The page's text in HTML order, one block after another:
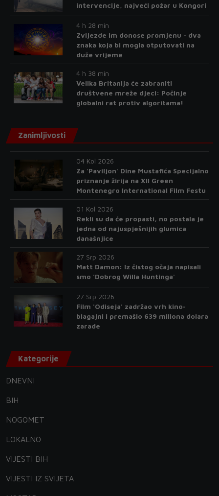
intervencije, najveći požar u Kongori
4 h 28 min
Zvijezde im donose promjenu - dva
znaka koja bi mogla otputovati na
duže vrijeme
4 h 38 min
Velika Britanija će zabraniti
društvene mreže djeci: Počinje
globalni rat protiv algoritama!
Zanimljivosti
04 Kol 2026
Za 'Paviljon' Dine Mustafića Specijalno
priznanje žirija na XII Green
Montenegro International Film Festu
01 Kol 2026
Rekli su da će propasti, no postala je
jedna od najuspješnijih glumica
današnjice
27 Srp 2026
Matt Damon: Iz čistog očaja napisali
smo 'Dobrog Willa Huntinga'
27 Srp 2026
Film 'Odiseja' zadržao vrh kino-
blagajni i premašio 639 miliona dolara
zarade
Kategorije
DNEVNI
BIH
NOGOMET
LOKALNO
VIJESTI BIH
VIJESTI IZ SVIJETA